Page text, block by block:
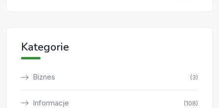
Kategorie
Biznes (3)
Informacje (108)